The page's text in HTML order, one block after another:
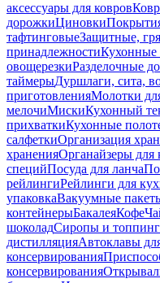
аксессуары для ковров
дорожкиЦиновки
тафтинговыеЗащитные,
принадлежности
овощерезкиРазделочные
таймерыДуршлаги, сита,
приготовленияМолотки
мелочиМискиКухонный
прихваткиКухонные
салфеткиОрганизация
храненияОрганайзеры для
специйПосуда для ланча
рейлингиРейлинги для
упаковкаВакуумные
контейнерыБакалеяКофе
шоколадСиропы и
дистилляцияАвтоклавы
консервирования
консервирования